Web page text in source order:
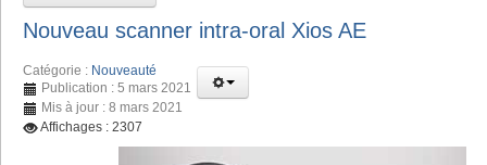
Nouveau scanner intra-oral Xios AE
Catégorie : Nouveauté
Publication : 5 mars 2021
Mis à jour : 8 mars 2021
Affichages : 2307